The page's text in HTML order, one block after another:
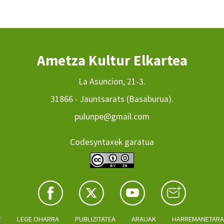
Ametza Kultur Elkartea
La Asuncion, 21-3.
31866 - Jauntsarats (Basaburua).
pulunpe@gmail.com
Codesyntaxek garatua
LEGE OHARRA PUBLIZITATEA ARAUAK